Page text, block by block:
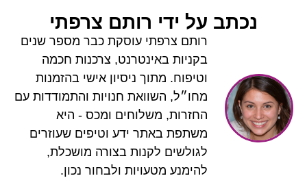
ידי רותם צרפתי
רותם צרפתי עוסקת כבר מספר שנים
בקניות באינטרנט, צרכנות חכמה
וטיפוח. מתוך ניסיון אישי בהזמנות
מחו״ל, השוואת חנויות והתמודדות עם
החזרות, משלוחים ומכס - היא
משתפת באתר ידע וטיפים שעוזרים
לגולשים לקנות בצורה מושכלת,
להימנע מטעויות ולבחור נכון.